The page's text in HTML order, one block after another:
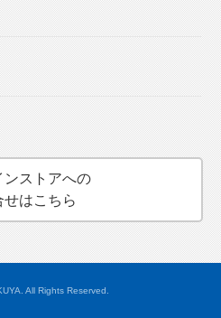
ンストアへの
せはこちら
All Rights Reserved.